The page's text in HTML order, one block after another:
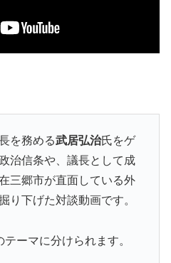
を務める武居弘治氏をゲ
治信条や、議長として成
三郷市が直面している外
り下げた対談動画です。
ーマに分けられます。